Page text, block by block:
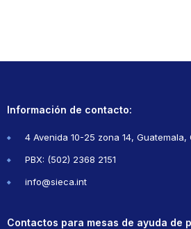
Información de contacto:
4 Avenida 10-25 zona 14,
PBX: (502) 2368 2151
info@sieca.int
Contactos para mesas de ayuda de